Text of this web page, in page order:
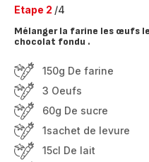
Etape 2 /4
Mélanger la farine les œufs
chocolat fondu .
150g De farine
3 Oeufs
60g De sucre
1sachet de levure
15cl De lait